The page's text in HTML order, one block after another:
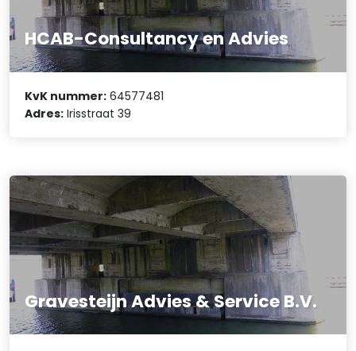
HCAB-Consultancy en Advies
KvK nummer: 64577481
Adres: Irisstraat 39
Gravesteijn Advies & Service B.V.